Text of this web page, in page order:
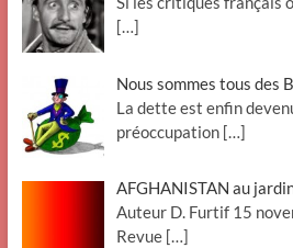
[…]
Nous sommes tous des
La dette est enfin
préoccupation […]
AFGHANISTAN au
Auteur D. Furtif 15
Revue […]